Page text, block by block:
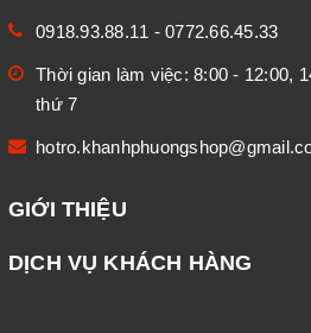
0918.93.88.11 - 0772.66.45.33
Thời gian làm việc: 8:00 - 12:00,
thứ 7
GIỚI THIỆU
DỊCH VỤ KHÁCH HÀNG